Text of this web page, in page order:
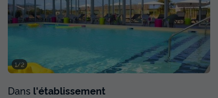
du 27/03/2027 au03/04/2027
Meilleur prix pour 7 nuits
Modifier les dates
630 €
567 €
Prix de comparaison
-10%
d'économie
1/2
Dans l'établissement